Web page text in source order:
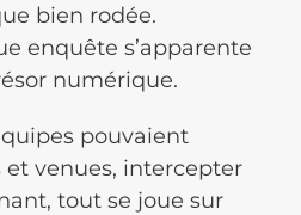
bien rodée.
enquête s’apparente
numérique.
pouvaient
et venues, intercepter
tout se joue sur